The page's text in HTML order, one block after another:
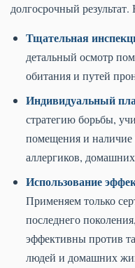
долгосрочный
Тщательная
детальный осмотр
обитания и путей
Индивидуальный
стратегию борьбы,
помещения и наличие
аллергиков,
Использование
Применяем только
последнего
эффективны против
людей и домашних